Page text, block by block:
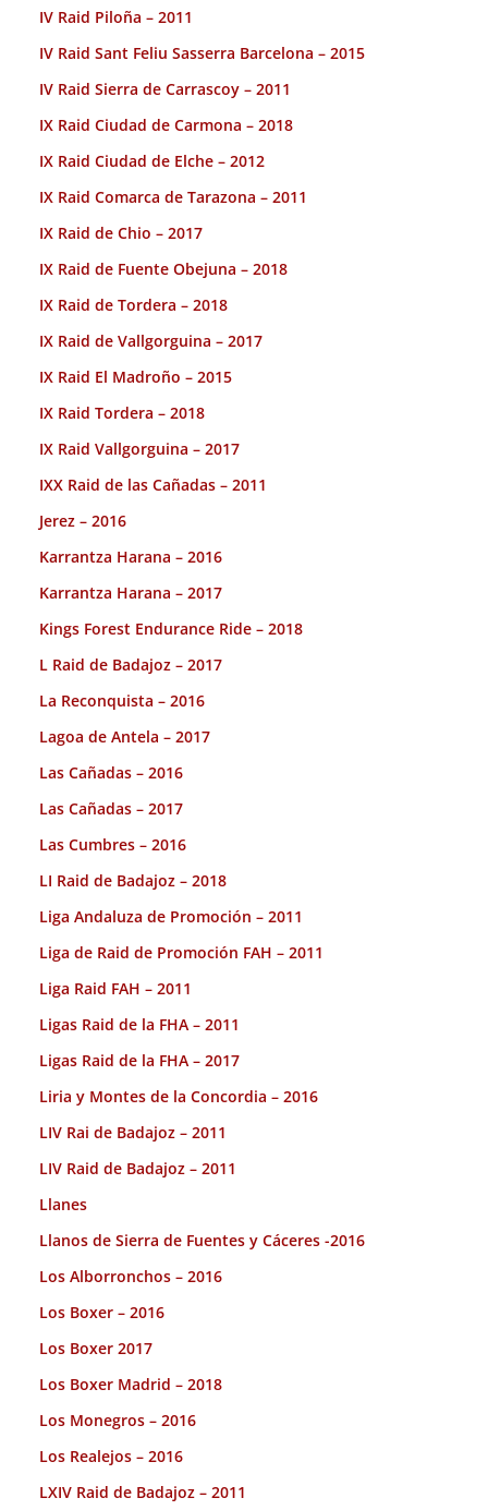
IV Raid Piloña – 2011
IV Raid Sant Feliu Sasserra Barcelona – 2015
IV Raid Sierra de Carrascoy – 2011
IX Raid Ciudad de Carmona – 2018
IX Raid Ciudad de Elche – 2012
IX Raid Comarca de Tarazona – 2011
IX Raid de Chio – 2017
IX Raid de Fuente Obejuna – 2018
IX Raid de Tordera – 2018
IX Raid de Vallgorguina – 2017
IX Raid El Madroño – 2015
IX Raid Tordera – 2018
IX Raid Vallgorguina – 2017
IXX Raid de las Cañadas – 2011
Jerez – 2016
Karrantza Harana – 2016
Karrantza Harana – 2017
Kings Forest Endurance Ride – 2018
L Raid de Badajoz – 2017
La Reconquista – 2016
Lagoa de Antela – 2017
Las Cañadas – 2016
Las Cañadas – 2017
Las Cumbres – 2016
LI Raid de Badajoz – 2018
Liga Andaluza de Promoción – 2011
Liga de Raid de Promoción FAH – 2011
Liga Raid FAH – 2011
Ligas Raid de la FHA – 2011
Ligas Raid de la FHA – 2017
Liria y Montes de la Concordia – 2016
LIV Rai de Badajoz – 2011
LIV Raid de Badajoz – 2011
Llanes
Llanos de Sierra de Fuentes y Cáceres -2016
Los Alborronchos – 2016
Los Boxer – 2016
Los Boxer 2017
Los Boxer Madrid – 2018
Los Monegros – 2016
Los Realejos – 2016
LXIV Raid de Badajoz – 2011